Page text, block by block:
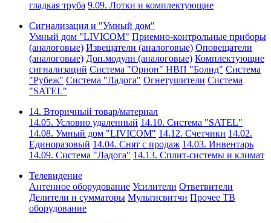
гладкая труба 9.09. Лотки и комплектующие
Сигнализация и "Умный дом"
Умный дом "LIVICOM" Приемно-контрольные приборы
(аналоговые) Извещатели (аналоговые) Оповещатели
(аналоговые) Доп.модули (аналоговые) Комплектующие
сигнализаций Система "Орион" НВП "Болид" Система
"Рубеж" Система "Ладога" Огнетушители Система
"SATEL"
14. Вторичный товар/материал
14.05. Условно удаленный 14.10. Система "SATEL"
14.08. Умный дом "LIVICOM" 14.12. Счетчики 14.02.
Единоразовый 14.04. Снят с продаж 14.03. Инвентарь
14.09. Система "Ладога" 14.13. Сплит-системы и климат
Телевидение
Антенное оборудование Усилители Ответвители
Делители и сумматоры Мультисвитчи Прочее ТВ
оборудование